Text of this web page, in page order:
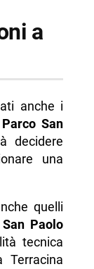
a
anche i
San
decidere
una
quelli
Paolo
tecnica
Terracina